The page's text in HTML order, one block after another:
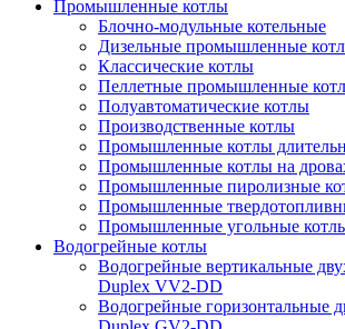
Промышленные котлы
Блочно-модульные котельные
Дизельные промышленные
Классические котлы
Пеллетные промышленные
Полуавтоматические котлы
Производственные котлы
Промышленные котлы
Промышленные котлы на
Промышленные пиролизные
Промышленные
Промышленные угольные
Водогрейные котлы
Водогрейные вертикальные
Duplex VV2-DD
Водогрейные горизонтальные